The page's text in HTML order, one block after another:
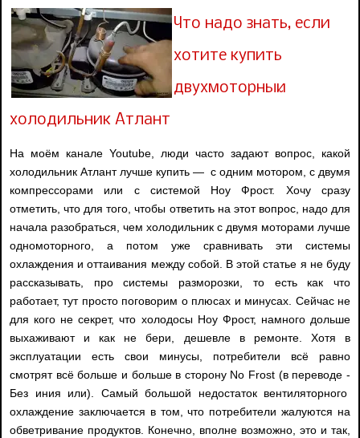
Что надо знать, если
хотите купить
двухмоторный
холодильник Атлант
На моём канале Youtube, люди часто задают вопрос, какой
холодильник Атлант лучше купить — с одним мотором, с двумя
компрессорами или с системой Ноу Фрост. Хочу сразу
отметить, что для того, чтобы ответить на этот вопрос, надо для
начала разобраться, чем холодильник с двумя моторами лучше
одномоторного, а потом уже сравнивать эти системы
охлаждения и оттаивания между собой. В этой статье я не буду
рассказывать, про системы разморозки, то есть как что
работает, тут просто поговорим о плюсах и минусах. Сейчас не
для кого не секрет, что холодосы Ноу Фрост, намного дольше
выхаживают и как не бери, дешевле в ремонте. Хотя в
эксплуатации есть свои минусы, потребители всё равно
смотрят всё больше и больше в сторону No Frost (в переводе -
Без иния или). Самый большой недостаток вентиляторного
охлаждение заключается в том, что потребители жалуются на
обветривание продуктов. Конечно, вполне возможно, это и так,